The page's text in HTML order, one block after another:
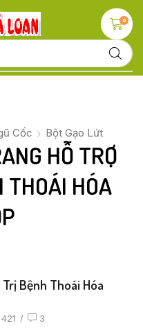
0
Cốc Bột Gạo Lứt
HỖ TRỢ
HÓA
Bệnh Thoái Hóa
421 / 3